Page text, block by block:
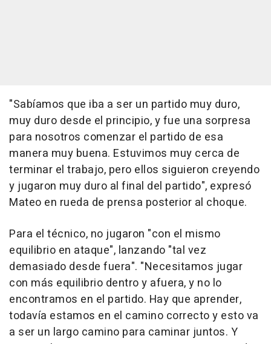
"Sabíamos que iba a ser un partido muy duro,
muy duro desde el principio, y fue una sorpresa
para nosotros comenzar el partido de esa
manera muy buena. Estuvimos muy cerca de
terminar el trabajo, pero ellos siguieron creyendo
y jugaron muy duro al final del partido", expresó
Mateo en rueda de prensa posterior al choque.
Para el técnico, no jugaron "con el mismo
equilibrio en ataque", lanzando "tal vez
demasiado desde fuera". "Necesitamos jugar
con más equilibrio dentro y afuera, y no lo
encontramos en el partido. Hay que aprender,
todavía estamos en el camino correcto y esto va
a ser un largo camino para caminar juntos. Y